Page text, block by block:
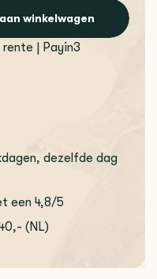
winkelwagen
| Payin3
dezelfde dag
een 4,8/5
(NL)